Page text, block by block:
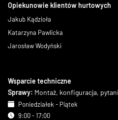
Opiekunowie klientów hurtowych
Jakub Kądzioła
Katarzyna Pawlicka
Jarosław Wodyński
Wsparcie techniczne
Sprawy: Montaż, konfiguracja,
Poniedziałek - Piątek
9:00 - 17:00